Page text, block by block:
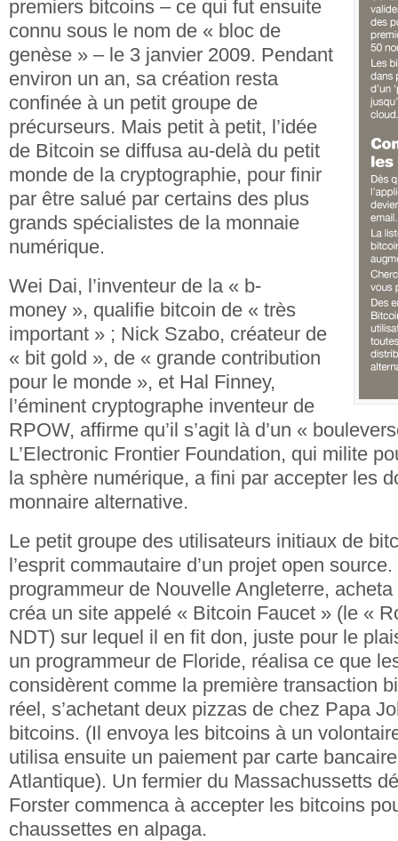
premiers bitcoins – ce qui fut ensuite
connu sous le nom de « bloc de
genèse » – le 3 janvier 2009. Pendant
environ un an, sa création resta
confinée à un petit groupe de
précurseurs. Mais petit à petit, l’idée
de Bitcoin se diffusa au-delà du petit
monde de la cryptographie, pour finir
par être salué par certains des plus
grands spécialistes de la monnaie
numérique.
Wei Dai, l’inventeur de la « b-
money », qualifie bitcoin de « très
important » ; Nick Szabo, créateur de
« bit gold », de « grande contribution
pour le monde », et Hal Finney,
l’éminent cryptographe inventeur de
RPOW, affirme qu’il s’agit là d’un «
L’Electronic Frontier Foundation, qui milite
la sphère numérique, a fini par accepter les
monnaire alternative.
Le petit groupe des utilisateurs initiaux de
l’esprit commautaire d’un projet open
programmeur de Nouvelle Angleterre,
créa un site appelé « Bitcoin Faucet » (le «
NDT) sur lequel il en fit don, juste pour le
un programmeur de Floride, réalisa ce que
considèrent comme la première transaction
réel, s’achetant deux pizzas de chez Papa
bitcoins. (Il envoya les bitcoins à un
utilisa ensuite un paiement par carte
Atlantique). Un fermier du Massachussetts
Forster commenca à accepter les bitcoins
chaussettes en alpaga.